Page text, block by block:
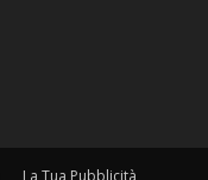
La Tua Pubblicità